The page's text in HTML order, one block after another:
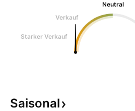
Neutral
Verkauf
Starker Verkauf
Saisonal